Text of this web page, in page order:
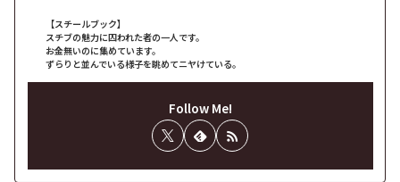
【スチールブック】
スチブの魅力に囚われた者の一人です。
お金無いのに集めています。
ずらりと並んでいる様子を眺めてニヤけている。
Follow Me!